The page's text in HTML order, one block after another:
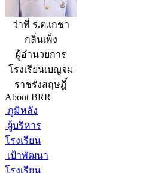
ว่าที่ ร.ต.เกชา
กลิ่นเพ็ง
ผู้อำนวยการ
โรงเรียนเบญจม
ราชรังสฤษฎิ์
About BRR
ภูมิหลัง
ผู้บริหาร
โรงเรียน
เป้าพัฒนา
โรงเรียน